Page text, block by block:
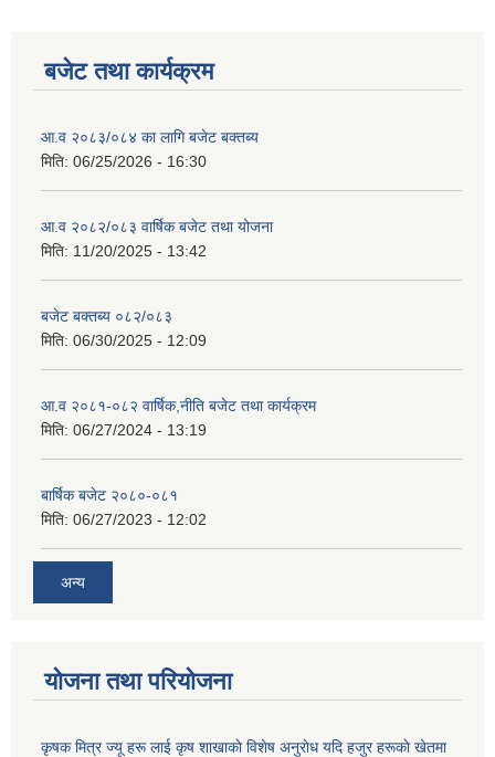
बजेट तथा कार्यक्रम
आ.व २०८३/०८४ का लागि बजेट बक्तब्य
मिति: 06/25/2026 - 16:30
आ.व २०८२/०८३ वार्षिक बजेट तथा योजना
मिति: 11/20/2025 - 13:42
बजेट बक्तब्य ०८२/०८३
मिति: 06/30/2025 - 12:09
आ.व २०८१-०८२ वार्षिक,नीति बजेट तथा कार्यक्रम
मिति: 06/27/2024 - 13:19
बार्षिक बजेट २०८०-०८१
मिति: 06/27/2023 - 12:02
अन्य
योजना तथा परियोजना
कृषक मित्र ज्यू हरू लाई कृष शाखाकाे विशेष अनुराेध यदि हजुर हरूकाे खेतमा